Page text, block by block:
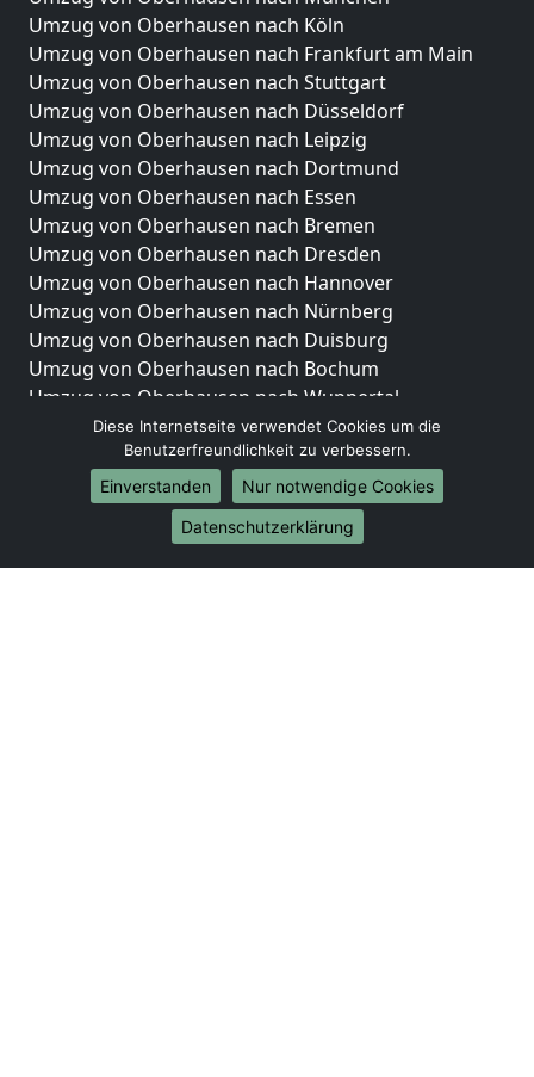
Umzug von Oberhausen nach Köln
Umzug von Oberhausen nach Frankfurt am Main
Umzug von Oberhausen nach Stuttgart
Umzug von Oberhausen nach Düsseldorf
Umzug von Oberhausen nach Leipzig
Umzug von Oberhausen nach Dortmund
Umzug von Oberhausen nach Essen
Umzug von Oberhausen nach Bremen
Umzug von Oberhausen nach Dresden
Umzug von Oberhausen nach Hannover
Umzug von Oberhausen nach Nürnberg
Umzug von Oberhausen nach Duisburg
Umzug von Oberhausen nach Bochum
Umzug von Oberhausen nach Wuppertal
Umzug von Oberhausen nach Bielefeld
Umzug von Oberhausen nach Bonn
Umzug von Oberhausen nach Münster
Internationale-Umzüge
Umzug von Oberhausen nach Brasilien
Diese Internetseite verwendet Cookies um die
Benutzerfreundlichkeit zu verbessern.
Einverstanden
Nur notwendige Cookies
Datenschutzerklärung